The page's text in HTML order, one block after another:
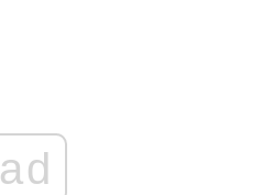
ad